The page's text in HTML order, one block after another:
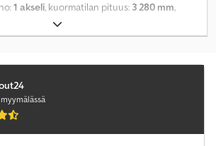
1 akseli, kuormatilan pituus: 3 280 mm,
, kuormatilan korkeus:
mm, kokonaiskorkeus:2 410 mm,